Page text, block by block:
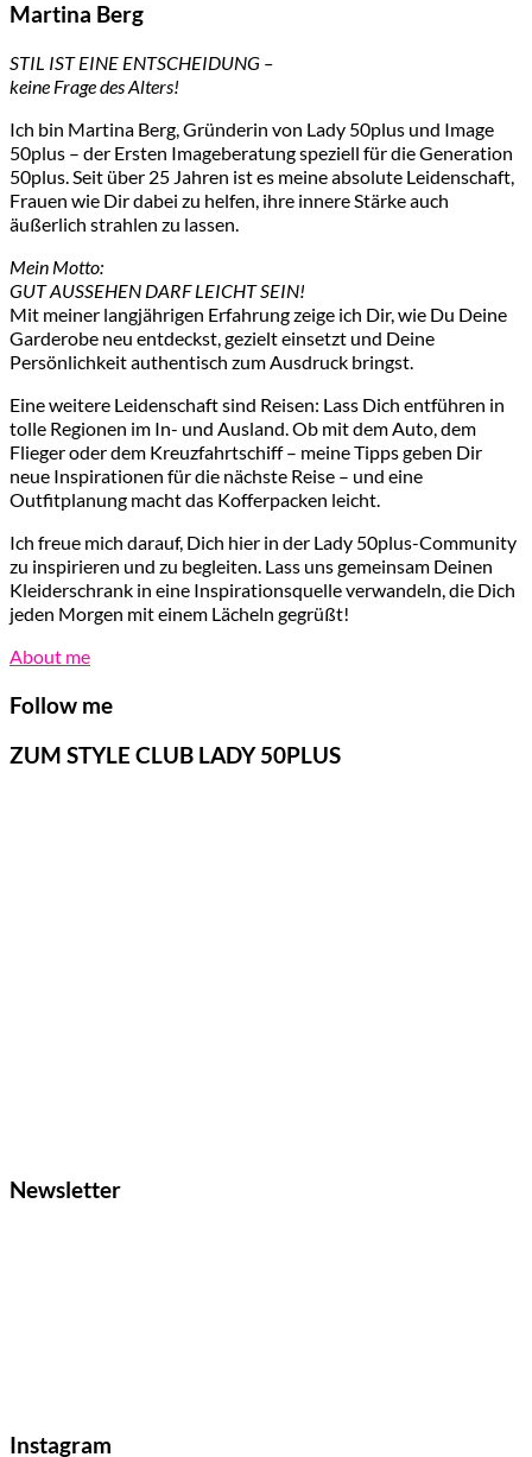
Martina Berg
STIL IST EINE ENTSCHEIDUNG –
keine Frage des Alters!
Ich bin Martina Berg, Gründerin von Lady 50plus und Image
50plus – der Ersten Imageberatung speziell für die Generation
50plus. Seit über 25 Jahren ist es meine absolute Leidenschaft,
Frauen wie Dir dabei zu helfen, ihre innere Stärke auch
äußerlich strahlen zu lassen.
Mein Motto:
GUT AUSSEHEN DARF LEICHT SEIN!
Mit meiner langjährigen Erfahrung zeige ich Dir, wie Du Deine
Garderobe neu entdeckst, gezielt einsetzt und Deine
Persönlichkeit authentisch zum Ausdruck bringst.
Eine weitere Leidenschaft sind Reisen: Lass Dich entführen in
tolle Regionen im In- und Ausland. Ob mit dem Auto, dem
Flieger oder dem Kreuzfahrtschiff – meine Tipps geben Dir
neue Inspirationen für die nächste Reise – und eine
Outfitplanung macht das Kofferpacken leicht.
Ich freue mich darauf, Dich hier in der Lady 50plus-Community
zu inspirieren und zu begleiten. Lass uns gemeinsam Deinen
Kleiderschrank in eine Inspirationsquelle verwandeln, die Dich
jeden Morgen mit einem Lächeln gegrüßt!
About me
Follow me
ZUM STYLE CLUB LADY 50PLUS
Newsletter
Instagram